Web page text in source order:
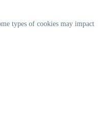
types of cookies may impact